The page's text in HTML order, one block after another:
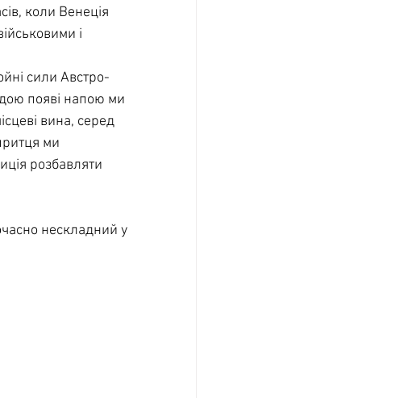
коли Венеція
і
сили Австро-
появі напою ми
вина, серед
ми
розбавляти
нескладний у